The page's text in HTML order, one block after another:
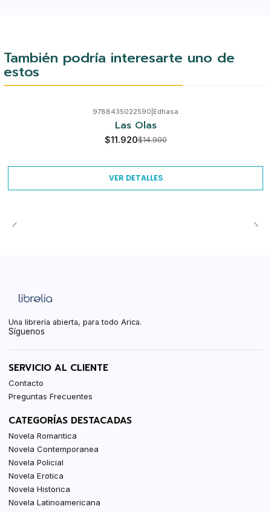
También podría interesarte uno de
estos
9788435022590 Edhasa
Las Olas
$11.920$14.900
VER DETALLES
Una librería abierta, para todo Arica.
Síguenos
SERVICIO AL CLIENTE
Contacto
Preguntas Frecuentes
CATEGORÍAS DESTACADAS
Novela Romantica
Novela Contemporanea
Novela Policial
Novela Erotica
Novela Historica
Novela Latinoamericana